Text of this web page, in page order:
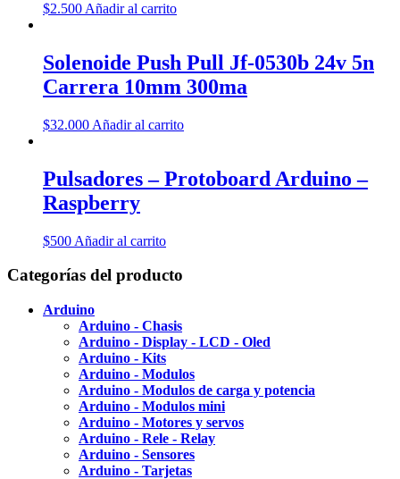
$2.500 Añadir al carrito
Solenoide Push Pull Jf-0530b 24v 5n
Carrera 10mm 300ma
$32.000 Añadir al carrito
Pulsadores – Protoboard Arduino –
Raspberry
$500 Añadir al carrito
Categorías del producto
Arduino
Arduino - Chasis
Arduino - Display - LCD - Oled
Arduino - Kits
Arduino - Modulos
Arduino - Modulos de carga y potencia
Arduino - Modulos mini
Arduino - Motores y servos
Arduino - Rele - Relay
Arduino - Sensores
Arduino - Tarjetas